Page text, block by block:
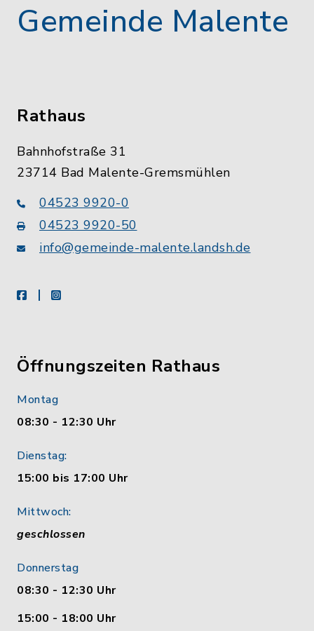
Gemeinde Malente
Rathaus
Bahnhofstraße 31
23714 Bad Malente-Gremsmühlen
04523 9920-0
04523 9920-50
info@gemeinde-malente.landsh.de
facebookinstagram
Öffnungszeiten Rathaus
Montag
08:30 - 12:30 Uhr
Dienstag:
15:00 bis 17:00 Uhr
Mittwoch:
geschlossen
Donnerstag
08:30 - 12:30 Uhr
15:00 - 18:00 Uhr